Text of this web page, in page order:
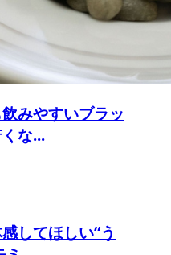
みやすいブラッ
な...
してほしい“う